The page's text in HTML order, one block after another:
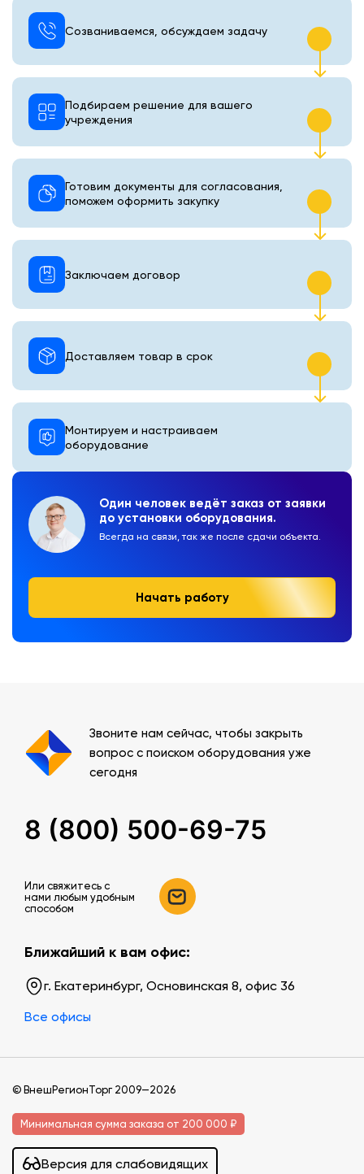
Один человек ведёт заказ от заявки
до установки оборудования.
Всегда на связи, так же после сдачи объекта.
Начать работу
Созваниваемся, обсуждаем задачу
Подбираем решение для вашего
учреждения
Готовим документы для согласования,
поможем оформить закупку
Монтируем и настраиваем
оборудование
Доставляем товар в срок
Заключаем договор
Звоните нам сейчас, чтобы закрыть
вопрос с поиском оборудования уже
сегодня
8 (800) 500-69-75
Или свяжитесь c
нами любым удобным
способом
Ближайший к вам офис:
г. Екатеринбург, Основинская 8, офис 36
Все офисы
© ВнешРегионТорг 2009—2026
Минимальная сумма заказа от 200 000 ₽
Версия для слабовидящих